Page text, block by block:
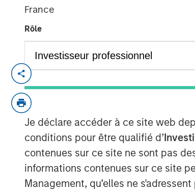
France
Rôle
Je déclare accéder à ce site web
conditions pour être qualifié d’
contenues sur ce site ne sont pas
informations contenues sur ce site
Management, qu’elles ne
ST. LOUIS, MO — June 4, 2019 —
Manna Pro®Products, a St.
that provides solutions to pet
pickup and cleanup.
“Hero Pet Brands has a
our current offering and
pet care and wellness category,”